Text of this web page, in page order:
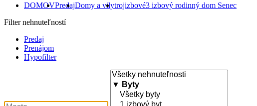
DOMOVPredajDomy a vilytrojizbové3 izbový rodinný dom Senec
Filter nehnuteľností
Predaj
Prenájom
Hypofilter